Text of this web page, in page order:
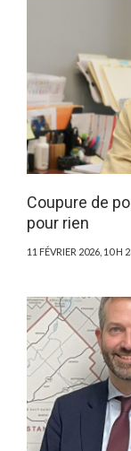
Coupure de
pour rien
11 FÉVRIER 2026, 10 H